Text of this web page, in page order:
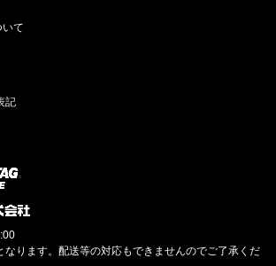
て
記
ります。配送等の対応もできませんのでご了承くだ